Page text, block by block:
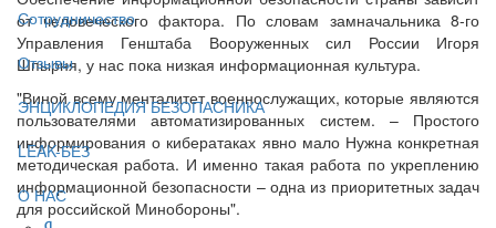
Сотрудничество
Отзывы
ЭНЦИКЛОПЕДИЯ БЕЗОПАСНИКА
LEAK-БЕЗ
О НАС
от человеческого фактора. По словам замначальника 8-го
Управления Генштаба Вооруженных сил России Игоря
Шпырня, у нас пока низкая информационная культура.
"Виной всему менталитет военнослужащих, которые являются
пользователями автоматизированных систем. – Простого
информирования о кибератаках явно мало Нужна конкретная
методическая работа. И именно такая работа по укреплению
информационной безопасности – одна из приоритетных задач
для российской Минобороны".